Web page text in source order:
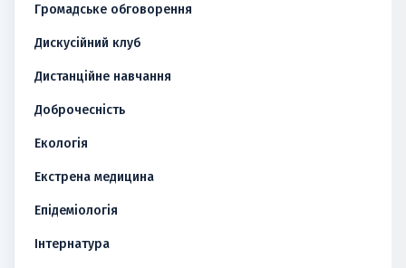
Громадське обговорення
Дискусійний клуб
Дистанційне навчання
Доброчесність
Екологія
Екстрена медицина
Епідеміологія
Інтернатура